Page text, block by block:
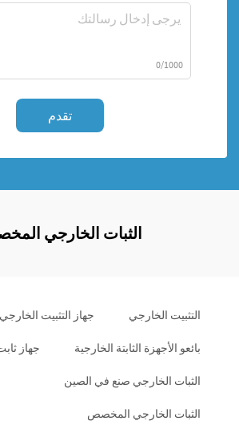
0/1000
تقدم
الثبات الخارجي
التثبيت الخارجي جهاز التثبيت الخارجي
بائعو الأجهزة الثابتة الخارجية جهاز
الثبات الخارجي صنع في الصين
الثبات الخارجي المخصص